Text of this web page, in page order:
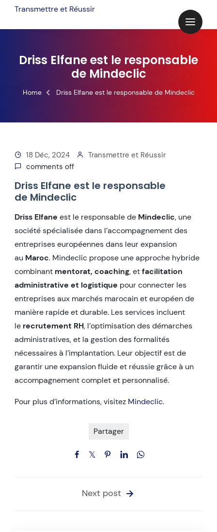
content
Transmettre et Réussir
Driss Elfane est le responsable
de Mindeclic
Home Driss Elfane est le responsable de Mindeclic
18 Déc, 2024
Transmettre et Réussir
comments off
Driss Elfane est le responsable
de Mindeclic
Driss Elfane est le responsable de Mindeclic, une
société spécialisée dans l’accompagnement des
entreprises européennes dans leur expansion
au Maroc. Mindeclic propose une approche hybride
combinant mentorat, coaching, etfacilitation
administrative et logistique pour connecter les
entreprises aux marchés marocain et européen de
manière rapide et durable. Les services incluent
le recrutement RH, l’optimisation des démarches
administratives, et la gestion des formalités
nécessaires à l’implantation. Leur objectif est de
garantir une expansion fluide et réussie grâce à un
accompagnement complet et personnalisé.
Pour plus d’informations, visitez Mindeclic.
Partager
Next post